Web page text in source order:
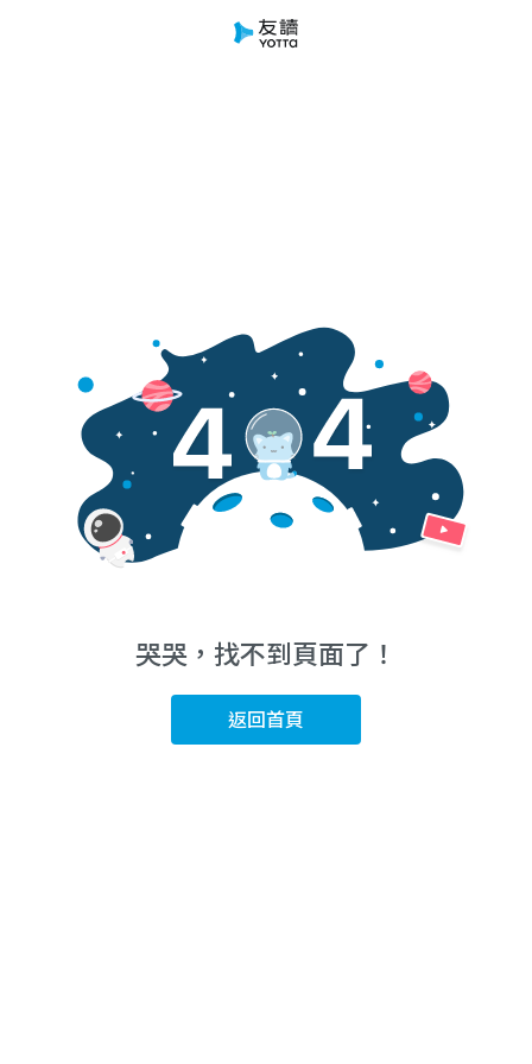
哭哭，找不到頁面了！
返回首頁